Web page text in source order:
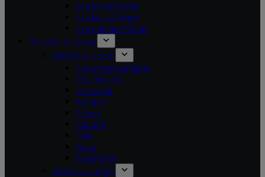
Alla kristallsorter
Alla kristallfärger
Alla månadsstenar
Kristaller & stenar
Alla kristallsorter
Alla sorter samlade
Rosenkvarts
Amazonit
Ametist
Selenit
Karneol
Jade
Onyx
Akvamarin
Alla kristallfärger